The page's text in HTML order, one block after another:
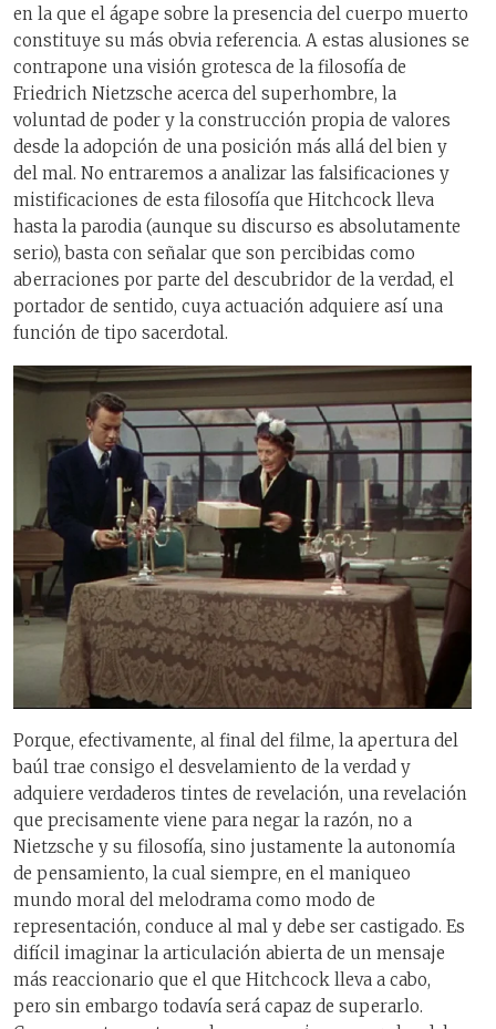
en la que el ágape sobre la presencia del cuerpo muerto
constituye su más obvia referencia. A estas alusiones se
contrapone una visión grotesca de la filosofía de
Friedrich Nietzsche acerca del superhombre, la
voluntad de poder y la construcción propia de valores
desde la adopción de una posición más allá del bien y
del mal. No entraremos a analizar las falsificaciones y
mistificaciones de esta filosofía que Hitchcock lleva
hasta la parodia (aunque su discurso es absolutamente
serio), basta con señalar que son percibidas como
aberraciones por parte del descubridor de la verdad, el
portador de sentido, cuya actuación adquiere así una
función de tipo sacerdotal.
Porque, efectivamente, al final del filme, la apertura del
baúl trae consigo el desvelamiento de la verdad y
adquiere verdaderos tintes de revelación, una revelación
que precisamente viene para negar la razón, no a
Nietzsche y su filosofía, sino justamente la autonomía
de pensamiento, la cual siempre, en el maniqueo
mundo moral del melodrama como modo de
representación, conduce al mal y debe ser castigado. Es
difícil imaginar la articulación abierta de un mensaje
más reaccionario que el que Hitchcock lleva a cabo,
pero sin embargo todavía será capaz de superarlo.